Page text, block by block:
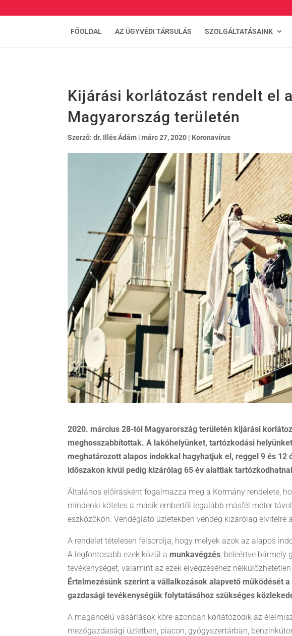
FŐOLDAL AZ ÜGYVÉDI TÁRSULÁS SZOLGÁLTATÁSAINK
Kijárási korlátozást rendelt el
Magyarország területén
Szerző:dr. Illés Ádám |márc 27, 2020 | Koronavírus
2020. március 28-tól Magyarország területén kijárási
meghosszabbítottak. A lakóhelyünket, tartózkodási
meghatározott alapos indokkal hagyhatjuk el, reggel 9 és
időszakon kívül pedig kizárólag 65 év alattiak
Általános előírásként fogalmazza meg a Kormány rendelete,
mindenki köteles a másik embertől legalább másfél méter
eszközökön. Vendéglátó üzletekben vendég kizárólag
A rendelet tételesen felsorolja, hogy melyek azok az alapos
A legfontosabb ezek közül a munkavégzés , beleértve
tevékenységet, valamint az ezek elvégzéséhez
Értelmezésünk szerint a vállalkozások alapvető működését
gazdasági tevékenységük folytatásához szükséges
A magáncélú vásárlások köre azonban korlátozódik az
mezőgazdasági üzletben, piacon, gyógyszertárban,